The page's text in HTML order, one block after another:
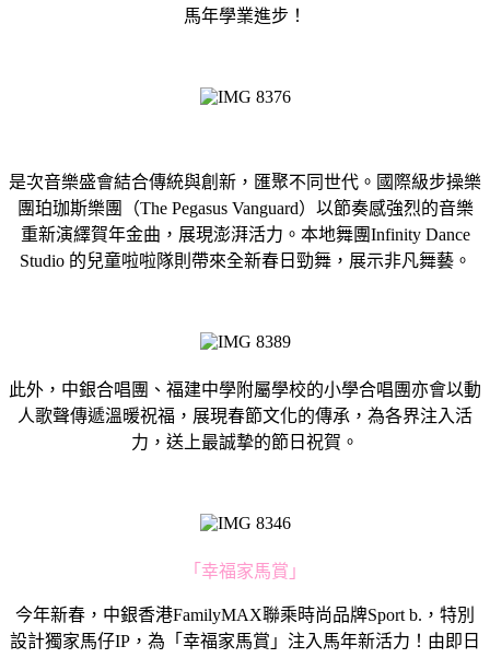
馬年學業進步！
是次音樂盛會結合傳統與創新，匯聚不同世代。國際級步操樂
團珀珈斯樂團（The Pegasus Vanguard）以節奏感強烈的音樂
重新演繹賀年金曲，展現澎湃活力。本地舞團Infinity Dance
Studio 的兒童啦啦隊則帶來全新春日勁舞，展示非凡舞藝。
此外，中銀合唱團、福建中學附屬學校的小學合唱團亦會以動
人歌聲傳遞溫暖祝福，展現春節文化的傳承，為各界注入活
力，送上最誠摯的節日祝賀。
「幸福家馬賞」
今年新春，中銀香港FamilyMAX聯乘時尚品牌Sport b.，特別
設計獨家馬仔IP，為「幸福家馬賞」注入馬年新活力！由即日